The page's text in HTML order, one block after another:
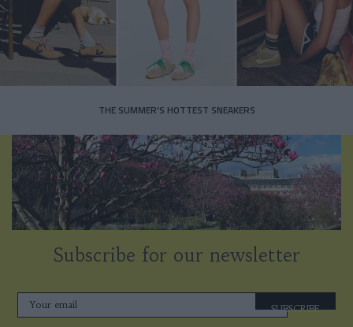
THE SUMMER’S HOTTEST SNEAKERS
Subscribe for our newsletter
SUBSCRIBE